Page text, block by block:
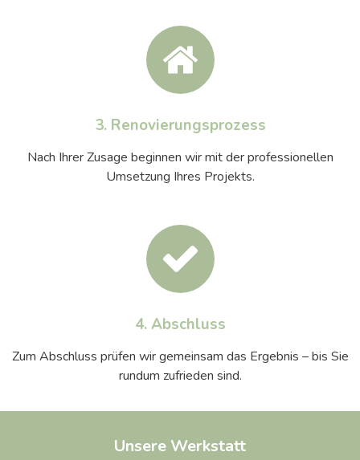
3. Renovierungsprozess
Nach Ihrer Zusage beginnen wir mit der professionellen
Umsetzung Ihres Projekts.
4. Abschluss
Zum Abschluss prüfen wir gemeinsam das Ergebnis –bis Sie
rundum zufrieden sind.
Unsere Werkstatt